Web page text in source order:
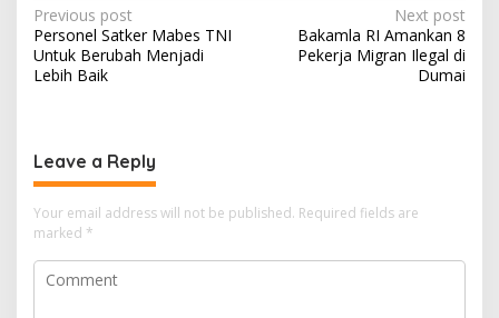
Post
navigation
Previous post
Personel Satker Mabes TNI
Untuk Berubah Menjadi
Lebih Baik
Next post
Bakamla RI Amankan 8
Pekerja Migran Ilegal di
Dumai
Leave a Reply
Your email address will not be published. Required fields are
marked *